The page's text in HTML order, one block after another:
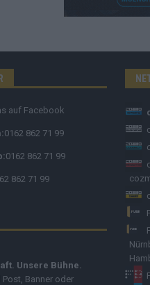
auf Facebook
0162 862 71 99
0162 862 71 99
862 71 99
Unsere Bühne.
Banner oder